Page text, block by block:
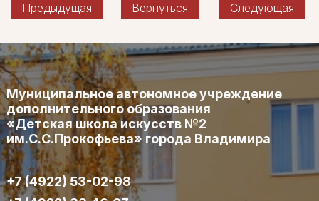
Предыдущая Вернуться Следующая
Муниципальное автономное учреждение
дополнительного образования
«Детская школа искусств №2
им.С.С.Прокофьева» города Владимира
+7 (4922) 53-02-98